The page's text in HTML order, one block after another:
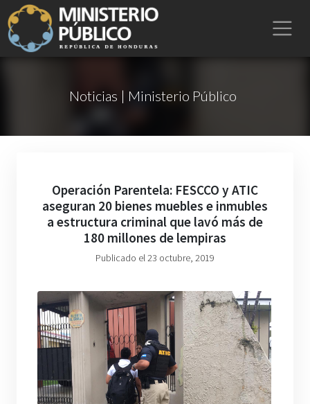
Noticias | Ministerio Público
Operación Parentela: FESCCO y ATIC
aseguran 20 bienes muebles e inmubles
a estructura criminal que lavó más de
180 millones de lempiras
Publicado el 23 octubre, 2019